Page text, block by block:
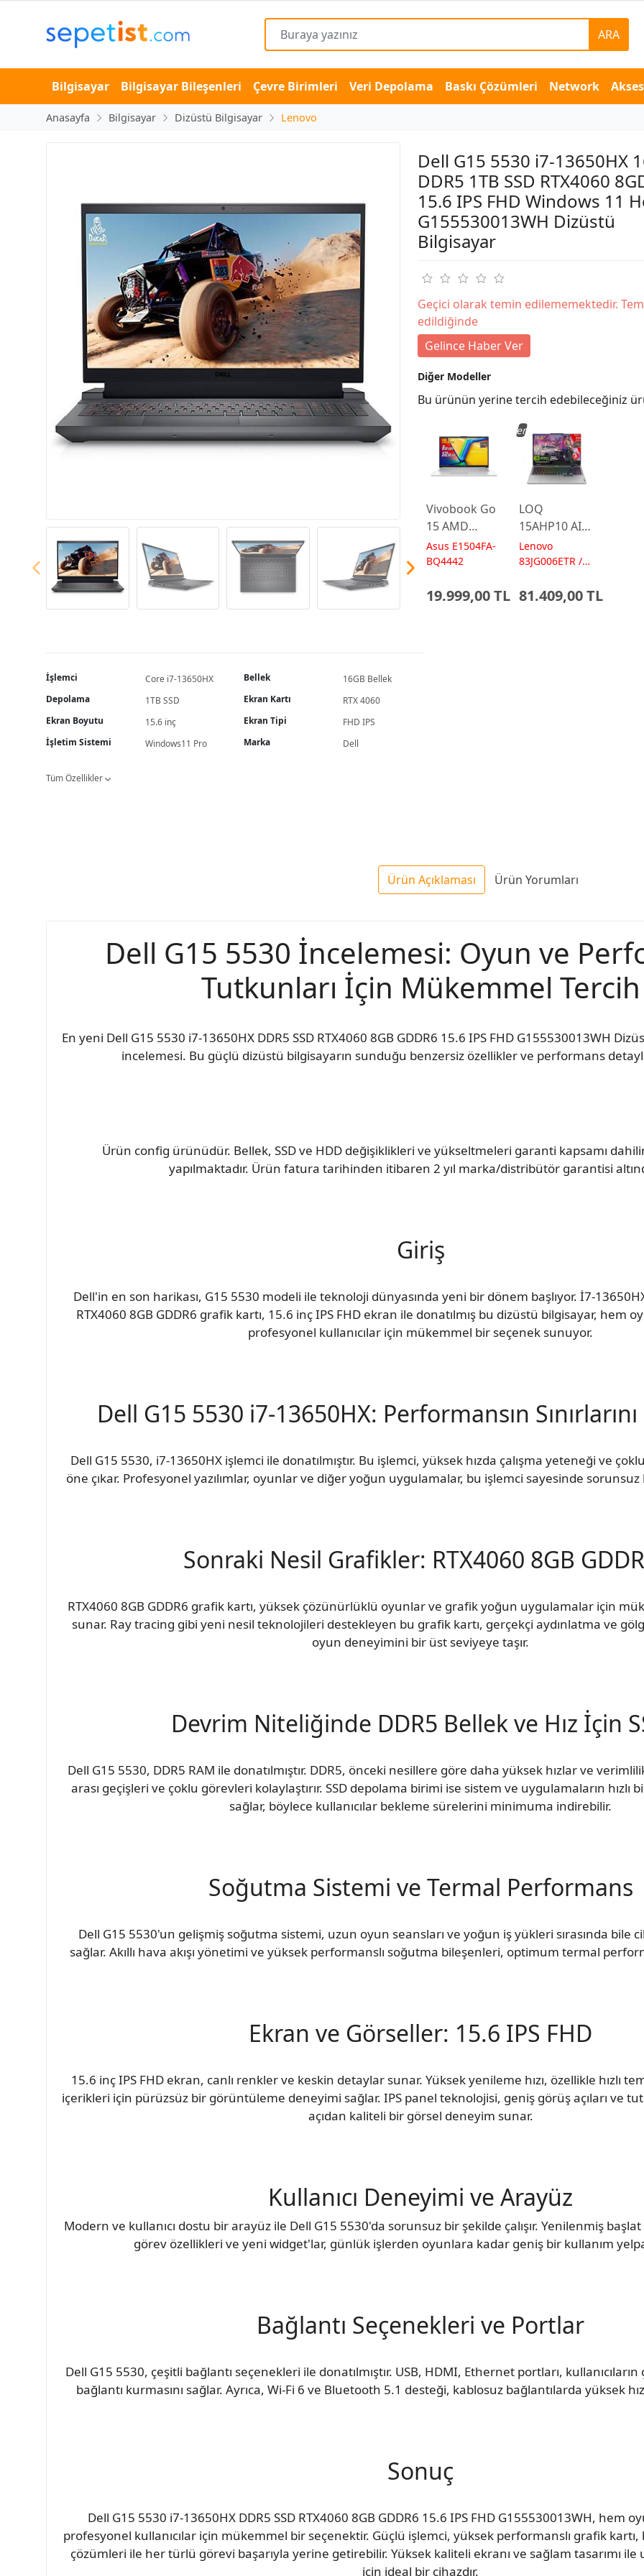
ARA
Bilgisayar Bilgisayar Bileşenleri Çevre Birimleri Veri Depolama Baskı Çözümleri Network
Anasayfa Bilgisayar Dizüstü Bilgisayar Lenovo
Dell G15 5530 i7-13650HX
DDR5 1TB SSD RTX4060
15.6 IPS FHD Windows 11
G155530013WH Dizüstü
Bilgisayar
Geçici olarak temin edilememektedir.
edildiğinde
Gelince Haber Ver
Diğer Modeller
Bu ürünün yerine tercih edebileceğiniz
Vivobook Go
15 AMD
Ryzen 5
7520U 8GB
FreeDos
Asus E1504FA-
BQ4442
19.999,00 TL
LOQ
15AHP10 AI
AMD Ryzen7
250 24GB 1TB
IPS FHD
Lenovo
83JG006ETR /
81.409,00 TL
Yeni
İşlemci Core i7-13650HX Bellek
16GB Bellek
Depolama
1TB SSD Ekran Kartı
RTX 4060
Ekran Boyutu
15.6 inç Ekran Tipi
FHD IPS
İşletim Sistemi
Windows11 Pro Marka Dell
Tüm Özellikler
Ürün Açıklaması Ürün Yorumları
Dell G15 5530 İncelemesi: Oyun ve
Tutkunları İçin Mükemmel Tercih
En yeni Dell G15 5530 i7-13650HX DDR5 SSD RTX4060 8GB GDDR6 15.6 IPS FHD G155530013WH
incelemesi. Bu güçlü dizüstü bilgisayarın sunduğu benzersiz özellikler ve performans
Ürün config ürünüdür. Bellek, SSD ve HDD değişiklikleri ve yükseltmeleri garanti kapsamı
yapılmaktadır. Ürün fatura tarihinden itibaren 2 yıl marka/distribütör garantisi
Giriş
Dell'in en son harikası, G15 5530 modeli ile teknoloji dünyasında yeni bir dönem başlıyor. İ7-
RTX4060 8GB GDDR6 grafik kartı, 15.6 inç IPS FHD ekran ile donatılmış bu dizüstü bilgisayar, hem
profesyonel kullanıcılar için mükemmel bir seçenek sunuyor.
Dell G15 5530 i7-13650HX: Performansın
Dell G15 5530, i7-13650HX işlemci ile donatılmıştır. Bu işlemci, yüksek hızda çalışma yeteneği ve
öne çıkar. Profesyonel yazılımlar, oyunlar ve diğer yoğun uygulamalar, bu işlemci sayesinde sorunsuz
Sonraki Nesil Grafikler: RTX4060 8GB
RTX4060 8GB GDDR6 grafik kartı, yüksek çözünürlüklü oyunlar ve grafik yoğun uygulamalar için
sunar. Ray tracing gibi yeni nesil teknolojileri destekleyen bu grafik kartı, gerçekçi aydınlatma ve
oyun deneyimini bir üst seviyeye taşır.
Devrim Niteliğinde DDR5 Bellek ve Hız İçin
Dell G15 5530, DDR5 RAM ile donatılmıştır. DDR5, önceki nesillere göre daha yüksek hızlar ve
arası geçişleri ve çoklu görevleri kolaylaştırır. SSD depolama birimi ise sistem ve uygulamaların hızlı
sağlar, böylece kullanıcılar bekleme sürelerini minimuma indirebilir.
Soğutma Sistemi ve Termal Performans
Dell G15 5530'un gelişmiş soğutma sistemi, uzun oyun seansları ve yoğun iş yükleri sırasında bile
sağlar. Akıllı hava akışı yönetimi ve yüksek performanslı soğutma bileşenleri, optimum termal
Ekran ve Görseller: 15.6 IPS FHD
15.6 inç IPS FHD ekran, canlı renkler ve keskin detaylar sunar. Yüksek yenileme hızı, özellikle hızlı
içerikleri için pürüzsüz bir görüntüleme deneyimi sağlar. IPS panel teknolojisi, geniş görüş açıları ve
açıdan kaliteli bir görsel deneyim sunar.
Kullanıcı Deneyimi ve Arayüz
Modern ve kullanıcı dostu bir arayüz ile Dell G15 5530'da sorunsuz bir şekilde çalışır. Yenilenmiş
görev özellikleri ve yeni widget'lar, günlük işlerden oyunlara kadar geniş bir kullanım
Bağlantı Seçenekleri ve Portlar
Dell G15 5530, çeşitli bağlantı seçenekleri ile donatılmıştır. USB, HDMI, Ethernet portları,
bağlantı kurmasını sağlar. Ayrıca, Wi-Fi 6 ve Bluetooth 5.1 desteği, kablosuz bağlantılarda yüksek
Sonuç
Dell G15 5530 i7-13650HX DDR5 SSD RTX4060 8GB GDDR6 15.6 IPS FHD G155530013WH, hem
profesyonel kullanıcılar için mükemmel bir seçenektir. Güçlü işlemci, yüksek performanslı grafik kartı,
çözümleri ile her türlü görevi başarıyla yerine getirebilir. Yüksek kaliteli ekranı ve sağlam tasarımı
için ideal bir cihazdır.